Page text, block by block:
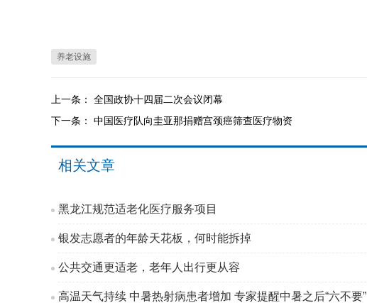
养老设施
上一条： 全国政协十四届二次会议闭幕
下一条： 中国医疗队向圭亚那捐赠宫颈癌筛查医疗物资
相关文章
黑龙江规范适老化医疗服务项目
银发志愿者的年龄天花板，何时能拆掉
公共交通更适老，老年人出行更从容
高温天气持续 中暑热射病患者增加 专家提醒中暑之后“六不要”